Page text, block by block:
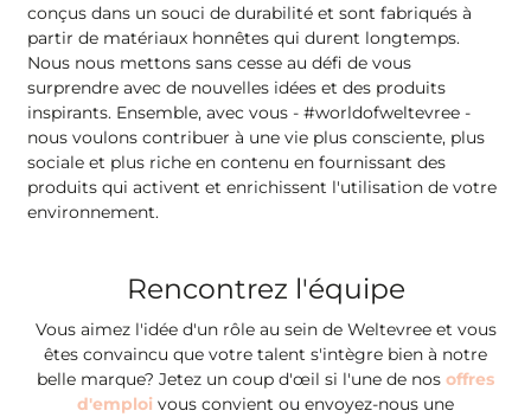
conçus dans un souci de durabilité et sont fabriqués à
partir de matériaux honnêtes qui durent longtemps.
Nous nous mettons sans cesse au défi de vous
surprendre avec de nouvelles idées et des produits
inspirants. Ensemble, avec vous - #worldofweltevree -
nous voulons contribuer à une vie plus consciente, plus
sociale et plus riche en contenu en fournissant des
produits qui activent et enrichissent l'utilisation de votre
environnement.
Rencontrez l'équipe
Vous aimez l'idée d'un rôle au sein de Weltevree et vous
êtes convaincu que votre talent s'intègre bien à notre
belle marque? Jetez un coup d'œil si l'une de nos offres
d'emploi vous convient ou envoyez-nous une